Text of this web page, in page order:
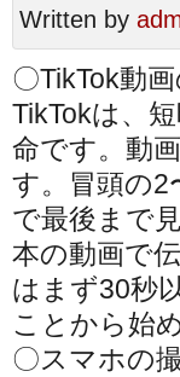
Written by
〇TikTok動
TikTokは、
命です。動
す。冒頭の2
で最後まで
本の動画で
はまず30秒
ことから始
〇スマホの